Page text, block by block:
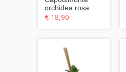
orchidea rosa
€ 18,90